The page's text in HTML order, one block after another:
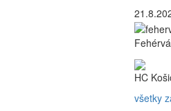
HC
všetky